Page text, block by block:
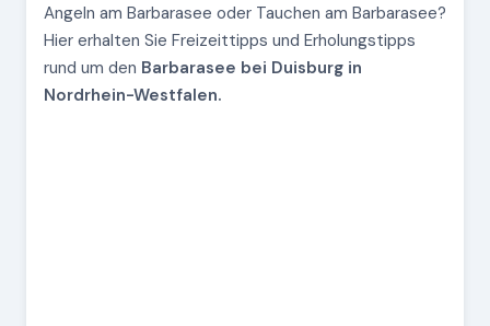
Angeln am Barbarasee oder Tauchen am Barbarasee?
Hier erhalten Sie Freizeittipps und Erholungstipps
rund um den Barbarasee bei Duisburg in
Nordrhein-Westfalen.